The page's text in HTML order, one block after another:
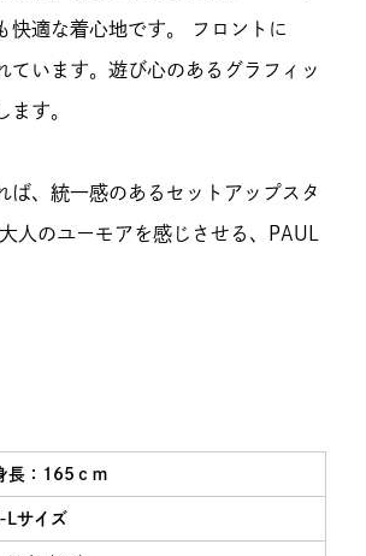
快適な着心地です。 フロントに
ています。遊び心のあるグラフィッ
ます。
ば、統一感のあるセットアップスタ
人のユーモアを感じさせる、PAUL
長：165ｃｍ
Lサイズ